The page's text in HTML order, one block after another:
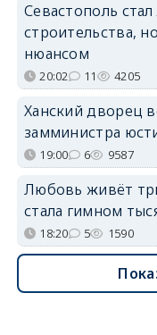
Севастополь
строительства,
нюансом
20:02 11 4205
Ханский дворец
замминистра
19:00 6 9587
Любовь живёт
стала гимном
18:20 5 1590